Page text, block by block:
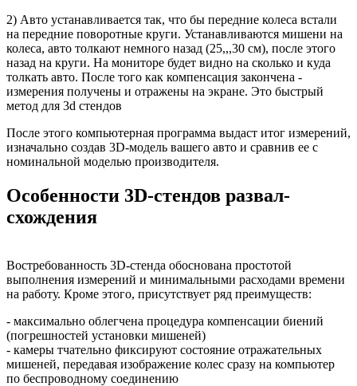
2) Авто устанавливается так, что бы передние колеса встали
на передние поворотные круги. Устанавливаются мишени на
колеса, авто толкают немного назад (25,,,30 см), после этого
назад на круги. На мониторе будет видно на сколько и куда
толкать авто. После того как компенсация закончена -
измерения получены и отражены на экране. Это быстрый
метод для 3d стендов
После этого компьютерная программа выдаст итог измерений,
изначально создав 3D-модель вашего авто и сравнив ее с
номинальной моделью производителя.
Особенности 3D-стендов развал-
схождения
Востребованность 3D-стенда обоснована простотой
выполнения измерений и минимальными расходами времени
на работу. Кроме этого, присутствует ряд преимуществ:
- максимально облегчена процедура компенсации биений
(погрешностей установки мишеней)
- камеры тчательно фиксируют состояние отражательных
мишеней, передавая изображение колес сразу на компьютер
по беспроводному соединению